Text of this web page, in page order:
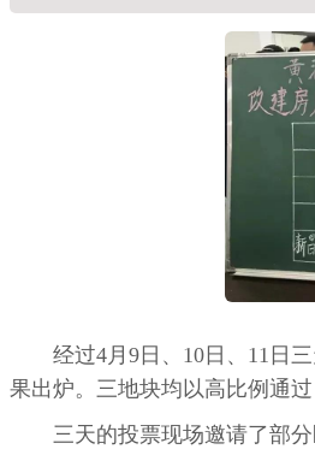
经过4月9日、10日、11日
果出炉。三地块均以高比例通过
三天的投票现场邀请了部